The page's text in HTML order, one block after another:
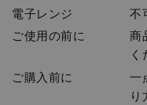
電子レンジ
不
ご使用の前に
商
く
ご購入前に
一
り